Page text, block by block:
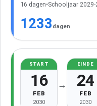
16 dagen•Schooljaar 2029-
1233 dagen
START
16
FEB
2030
→
EINDE
24
FEB
2030